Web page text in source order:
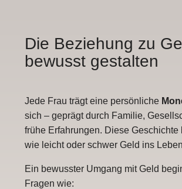
Die Beziehung zu
bewusst gestalten
Jede Frau trägt eine persönliche
sich – geprägt durch Familie,
frühe Erfahrungen. Diese Geschichte
wie leicht oder schwer Geld ins
Ein bewusster Umgang mit Geld
Fragen wie: